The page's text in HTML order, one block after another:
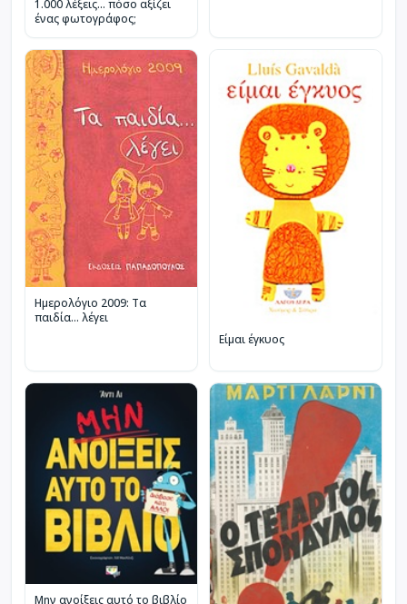
1.000 λέξεις... πόσο αξίζει
ένας φωτογράφος;
Ημερολόγιο 2009: Τα
παιδία... λέγει
Είμαι έγκυος
Μην ανοίξεις αυτό το βιβλίο